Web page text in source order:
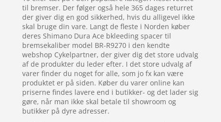
til bremser. Der følger også hele 365 dages returret
der giver dig en god sikkerhed, hvis du alligevel ikke
skal bruge din vare. Langt de fleste i Norden køber
deres Shimano Dura Ace bkleeding spacer til
bremsekaliber model BR-R9270 i den kendte
webshop Cykelpartner, der giver dig det store udvalg
af de produkter du leder efter. I det store udvalg af
varer finder du noget for alle, som jo fx kan være
produktet er på siden. Køber du varer online kan
priserne findes lavere end i butikker- og det lader sig
gøre, når man ikke skal betale til showroom og
butikker på dyre adresser.